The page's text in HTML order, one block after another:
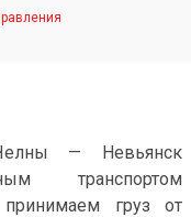
— Невьянск
транспортом
груз от